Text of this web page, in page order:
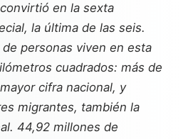
en la sexta
la última de las seis.
personas viven en esta
cuadrados: más de
cifra nacional, y
migrantes, también la
44,92 millones de